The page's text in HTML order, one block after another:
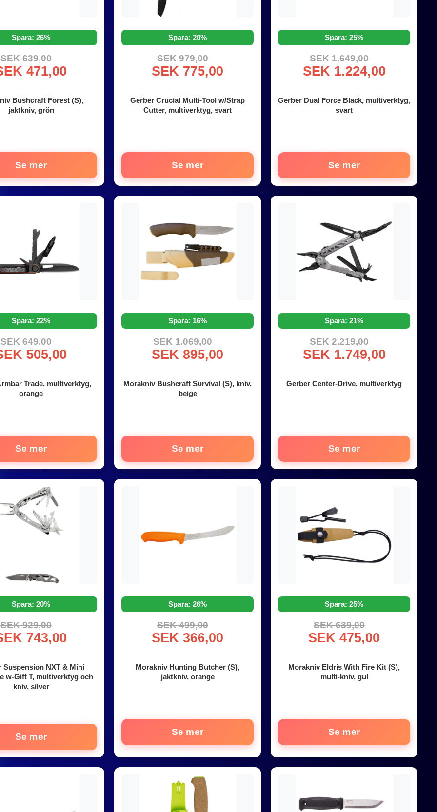
Spara: 26%
SEK 639,00
471,00
Bushcraft Forest (S),
jaktkniv, grön
Se mer
Spara: 20%
SEK 979,00
SEK 775,00
Gerber Crucial Multi-Tool w/Strap
Cutter, multiverktyg, svart
Se mer
Spara: 25%
SEK 1.649,00
SEK 1.224,00
Gerber Dual Force Black, multiverktyg,
svart
Se mer
Spara: 22%
SEK 649,00
505,00
Trade, multiverktyg,
orange
Se mer
Spara: 16%
SEK 1.069,00
SEK 895,00
Morakniv Bushcraft Survival (S), kniv,
beige
Se mer
Spara: 21%
SEK 2.219,00
SEK 1.749,00
Gerber Center-Drive, multiverktyg
Se mer
Spara: 20%
SEK 929,00
743,00
Suspension NXT & Mini
w-Gift T, multiverktyg och
kniv, silver
Se mer
Spara: 26%
SEK 499,00
SEK 366,00
Morakniv Hunting Butcher (S),
jaktkniv, orange
Se mer
Spara: 25%
SEK 639,00
SEK 475,00
Morakniv Eldris With Fire Kit (S),
multi-kniv, gul
Se mer